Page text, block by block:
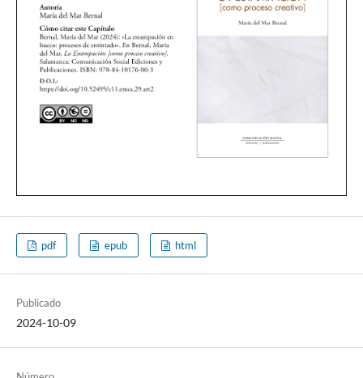
pdf epub html
Publicado
2024-10-09